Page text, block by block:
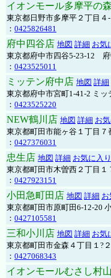
イオンモール多摩平の
東京都日野市多摩平２丁目
： 0425826481
府中四谷店 地図 詳細 お気
東京都府中市四谷5-23-12 府
： 0423525011
ミッテン府中店 地図 詳細
東京都府中市宮町1-41-2 ミッ
： 0423525220
NEW鶴川店 地図 詳細 お
東京都町田市能ヶ谷１丁目
： 0427376031
忠生店 地図 詳細 お気に入
東京都町田市木曽西２丁目１
： 0427923151
小田急町田店 地図 詳細
東京都町田市原町田6-12-20
： 0427105581
三和小川店 地図 詳細 お気
東京都町田市金森４丁目１?
： 0427068343
イオンモールむさし村